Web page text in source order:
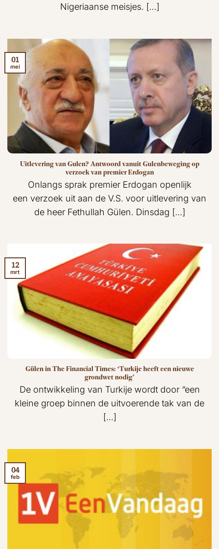
Nigeriaanse meisjes. [...]
Uitlevering van Gulen? Antwoord vanuit Gulenbeweging op
verzoek van premier Erdogan
Onlangs sprak premier Erdogan openlijk
een verzoek uit aan de V.S. voor uitlevering van
de heer Fethullah Gülen. Dinsdag [...]
01
mei
Gülen in The Financial Times: ‘Turkije heeft een nieuwe
grondwet nodig’
De ontwikkeling van Turkije wordt door “een
kleine groep binnen de uitvoerende tak van de
[...]
12
mrt
04
feb